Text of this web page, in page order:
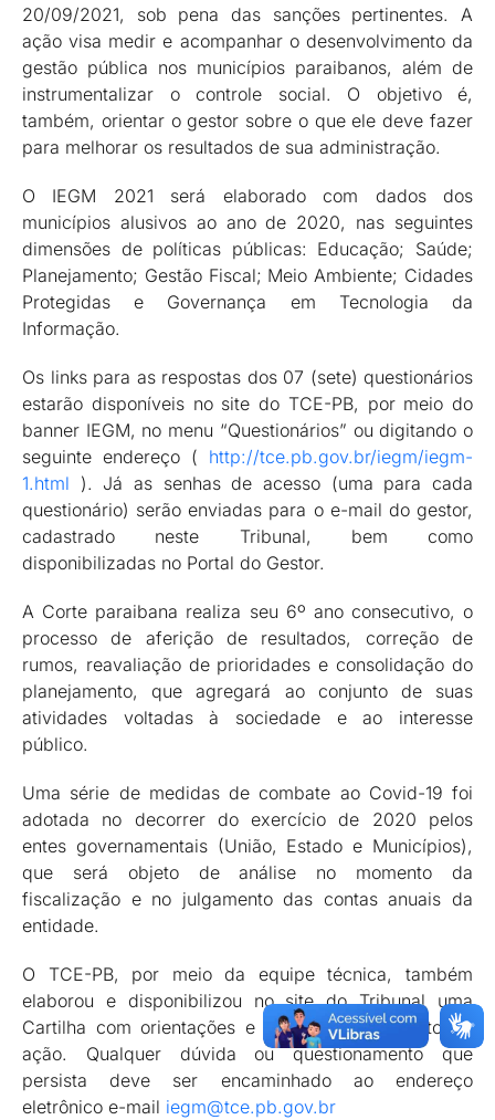
20/09/2021, sob pena das sanções pertinentes. A
ação visa medir e acompanhar o desenvolvimento da
gestão pública nos municípios paraibanos, além de
instrumentalizar o controle social. O objetivo é,
também, orientar o gestor sobre o que ele deve fazer
para melhorar os resultados de sua administração.
O IEGM 2021 será elaborado com dados dos
municípios alusivos ao ano de 2020, nas seguintes
dimensões de políticas públicas: Educação; Saúde;
Planejamento; Gestão Fiscal; Meio Ambiente; Cidades
Protegidas e Governança em Tecnologia da
Informação.
Os links para as respostas dos 07 (sete) questionários
estarão disponíveis no site do TCE-PB, por meio do
banner IEGM, no menu “Questionários” ou digitando o
seguinte endereço ( http://tce.pb.gov.br/iegm/iegm-
1.html ). Já as senhas de acesso (uma para cada
questionário) serão enviadas para o e-mail do gestor,
cadastrado neste Tribunal, bem como
disponibilizadas no Portal do Gestor.
A Corte paraibana realiza seu 6º ano consecutivo, o
processo de aferição de resultados, correção de
rumos, reavaliação de prioridades e consolidação do
planejamento, que agregará ao conjunto de suas
atividades voltadas à sociedade e ao interesse
público.
Uma série de medidas de combate ao Covid-19 foi
adotada no decorrer do exercício de 2020 pelos
entes governamentais (União, Estado e Municípios),
que será objeto de análise no momento da
fiscalização e no julgamento das contas anuais da
entidade.
O TCE-PB, por meio da equipe técnica, também
elaborou e disponibilizou no site do Tribunal uma
Cartilha com orientações e todo o detalhamento da
ação. Qualquer dúvida ou questionamento que
persista deve ser encaminhado ao endereço
eletrônico e-mail iegm@tce.pb.gov.br